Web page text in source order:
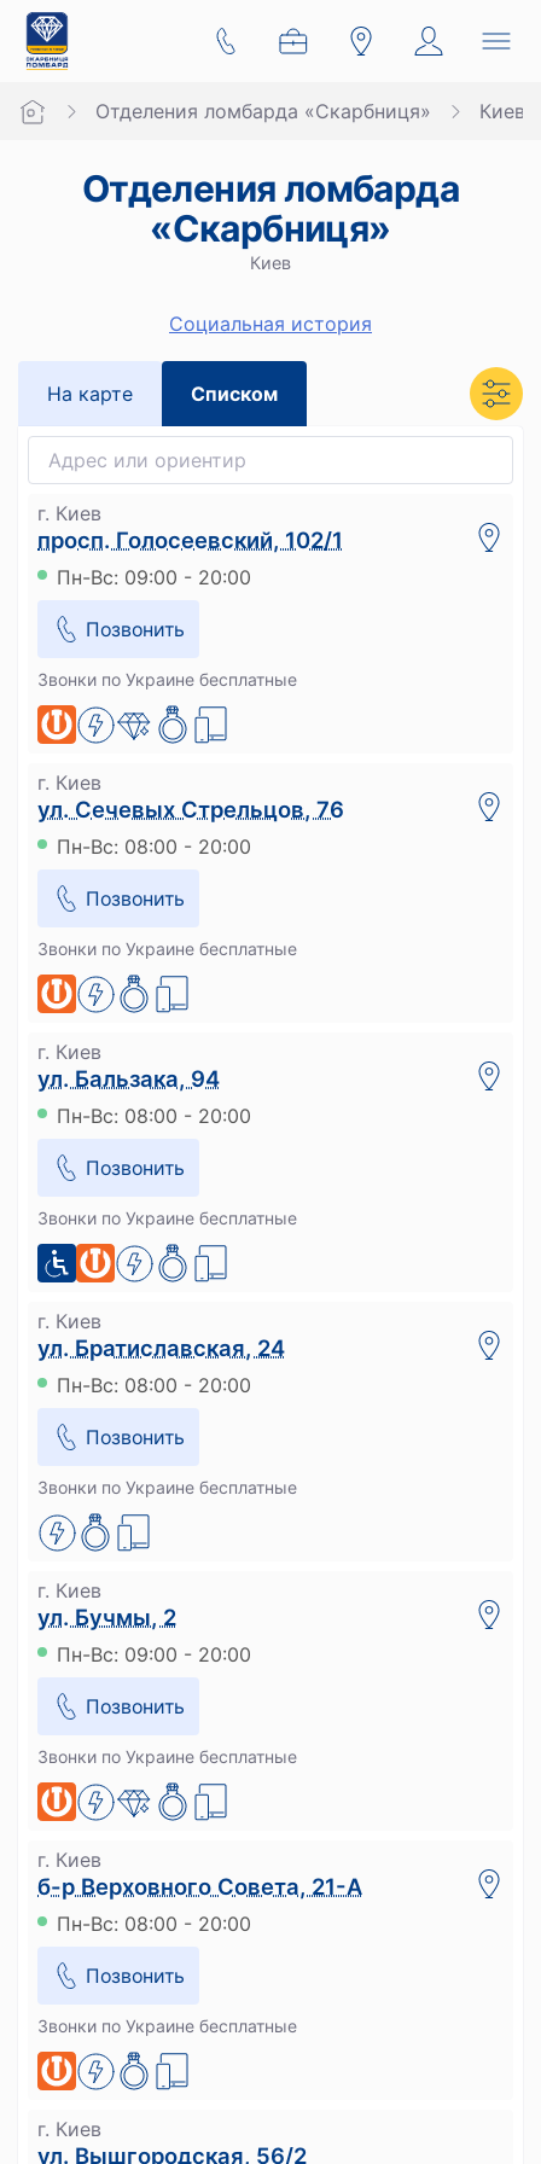
Отделения ломбарда «Скарбниця» Киев
Отделения ломбарда
«Скарбниця»
Киев
Социальная история
На карте Списком
г. Киев
просп. Голосеевский, 102/1
Пн-Вс: 09:00 - 20:00
Позвонить
Звонки по Украине бесплатные
г. Киев
ул. Сечевых Стрельцов, 76
Пн-Вс: 08:00 - 20:00
Позвонить
Звонки по Украине бесплатные
г. Киев
ул. Бальзака, 94
Пн-Вс: 08:00 - 20:00
Позвонить
Звонки по Украине бесплатные
г. Киев
ул. Братиславская, 24
Пн-Вс: 08:00 - 20:00
Позвонить
Звонки по Украине бесплатные
г. Киев
ул. Бучмы, 2
Пн-Вс: 09:00 - 20:00
Позвонить
Звонки по Украине бесплатные
г. Киев
б-р Верховного Совета, 21-А
Пн-Вс: 08:00 - 20:00
Позвонить
Звонки по Украине бесплатные
г. Киев
ул. Вышгородская, 56/2